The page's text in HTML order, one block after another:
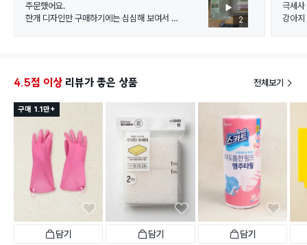
주문했어요.
한개 디자인만 구매하기에는 심심해 보여서
2
극세사
강아지
4.5점 이상 리뷰가 좋은 상품 전체보기
구매 1.1만+
담기 담기 담기